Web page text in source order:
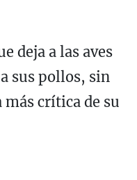
deja a las aves
sus pollos, sin
crítica de su